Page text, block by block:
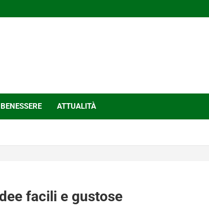
BENESSERE ATTUALITÀ
facili e gustose